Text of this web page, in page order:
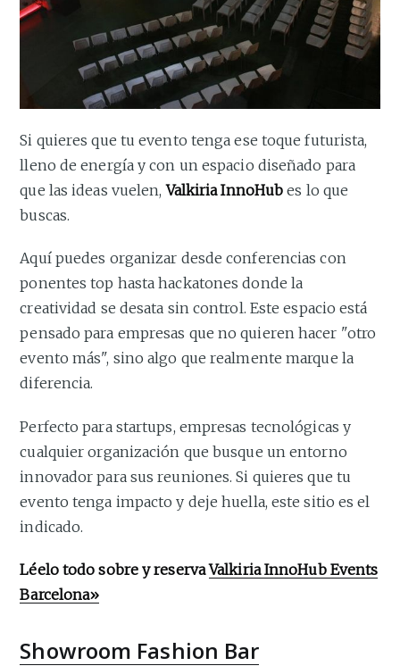
Si quieres que tu evento tenga ese toque futurista,
lleno de energía y con un espacio diseñado para
que las ideas vuelen,Valkiria InnoHubes lo que
buscas.
Aquí puedes organizar desde conferencias con
ponentes top hasta hackatones donde la
creatividad se desata sin control. Este espacio está
pensado para empresas que no quieren hacer "otro
evento más", sino algo que realmente marque la
diferencia.
Perfecto para startups, empresas tecnológicas y
cualquier organización que busque un entorno
innovador para sus reuniones. Si quieres que tu
evento tenga impacto y deje huella, este sitio es el
indicado.
Léelo todo sobre y reservaValkiria InnoHub Events
Barcelona»
Showroom Fashion Bar